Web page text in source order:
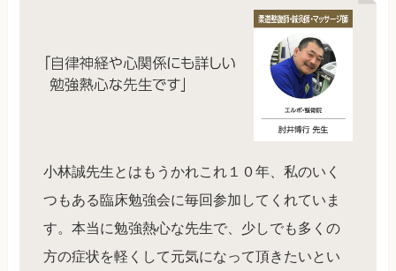
小林誠先生とはもうかれこれ１０年、私のいく
つもある臨床勉強会に毎回参加してくれていま
す。本当に勉強熱心な先生で、少しでも多くの
方の症状を軽くして元気になって頂きたいとい